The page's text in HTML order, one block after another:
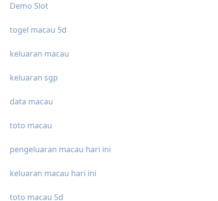
Demo Slot
togel macau 5d
keluaran macau
keluaran sgp
data macau
toto macau
pengeluaran macau hari ini
keluaran macau hari ini
toto macau 5d